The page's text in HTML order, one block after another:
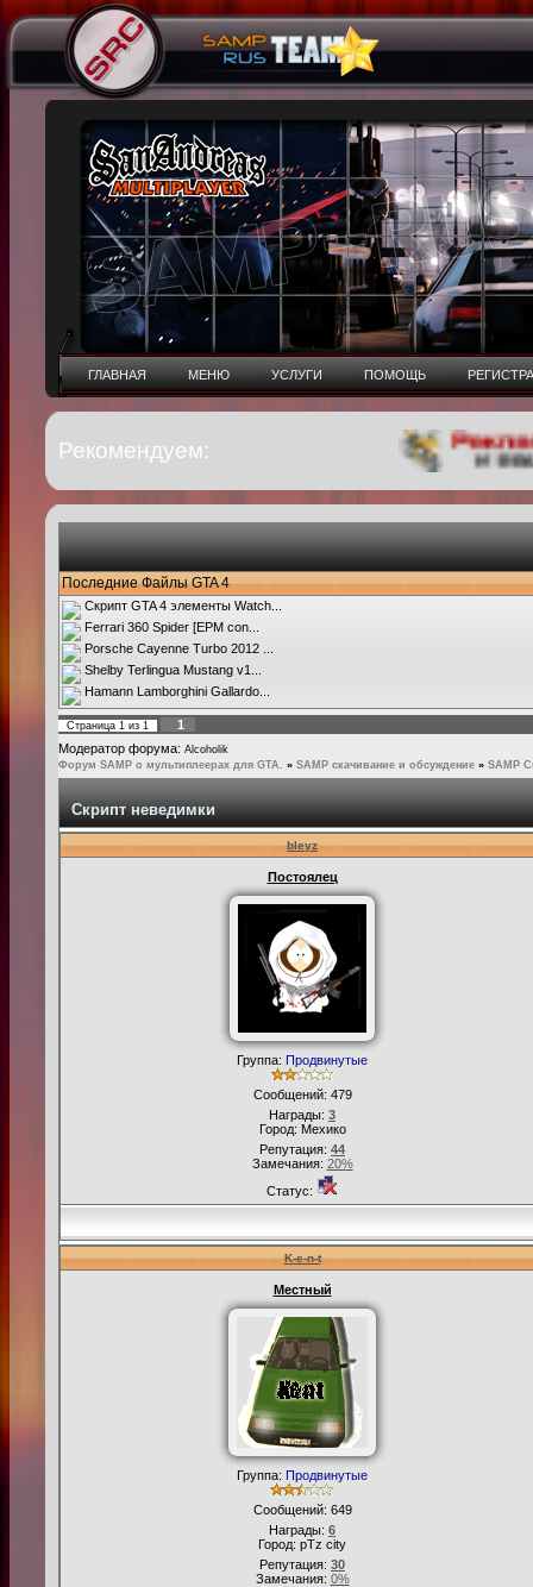
ГЛАВНАЯ МЕНЮ УСЛУГИ ПОМОЩЬ
Рекомендуем:
Последние Файлы GTA 4
Скрипт GTA 4 элементы Watch...
Ferrari 360 Spider [EPM con...
Porsche Cayenne Turbo 2012 ...
Shelby Terlingua Mustang v1...
Hamann Lamborghini Gallardo...
Страница 1 из 1
1
Модератор форума: Alcoholik
Форум SAMP о мультиплеерах для GTA. » SAMP скачивание и обсуждение » SAMP
Скрипт неведимки
bleyz
Постоялец
Группа: Продвинутые
Сообщений: 479
Награды: 3
Город: Мехико
Репутация: 44
Замечания: 20%
Статус:
K-e-n-t
Местный
Группа: Продвинутые
Сообщений: 649
Награды: 6
Город: pTz city
Репутация: 30
Замечания: 0%